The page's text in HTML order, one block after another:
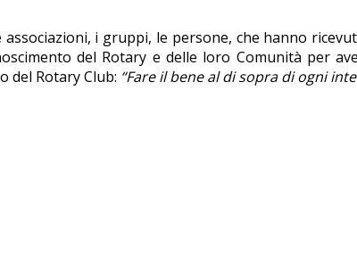
i gruppi, le persone, che hanno
del Rotary e delle loro Comunità per
del Rotary Club: “Fare il bene al di sopra di ogni